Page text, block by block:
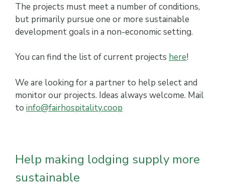
The projects must meet a number of conditions,
but primarily pursue one or more sustainable
development goals in a non-economic setting.
You can find the list of current projects here!
We are looking for a partner to help select and
monitor our projects. Ideas always welcome. Mail
to info@fairhospitality.coop
Help making lodging supply more
sustainable